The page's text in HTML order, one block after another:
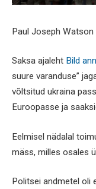
Paul Joseph Watson
Saksa ajaleht Bild
suure varanduse”
võltsitud ukraina
Euroopasse ja
Eelmisel nädalal
mäss, milles osales
Politsei andmetel oli